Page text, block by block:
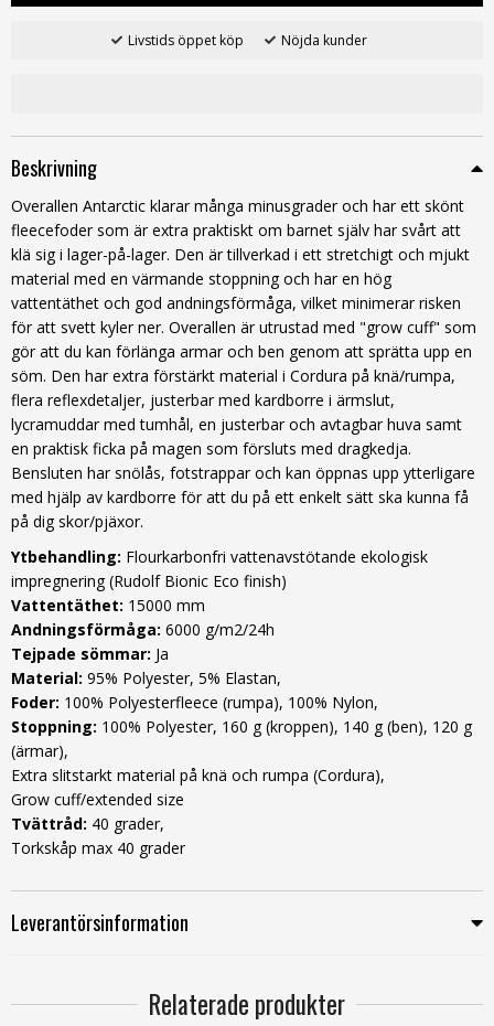
Livstids öppet köp Nöjda kunder
Beskrivning
Overallen Antarctic klarar många minusgrader och har ett skönt
fleecefoder som är extra praktiskt om barnet själv har svårt att
klä sig i lager-på-lager. Den är tillverkad i ett stretchigt och mjukt
material med en värmande stoppning och har en hög
vattentäthet och god andningsförmåga, vilket minimerar risken
för att svett kyler ner. Overallen är utrustad med "grow cuff" som
gör att du kan förlänga armar och ben genom att sprätta upp en
söm. Den har extra förstärkt material i Cordura på knä/rumpa,
flera reflexdetaljer, justerbar med kardborre i ärmslut,
lycramuddar med tumhål, en justerbar och avtagbar huva samt
en praktisk ficka på magen som försluts med dragkedja.
Bensluten har snölås, fotstrappar och kan öppnas upp ytterligare
med hjälp av kardborre för att du på ett enkelt sätt ska kunna få
på dig skor/pjäxor.
Ytbehandling: Flourkarbonfri vattenavstötande ekologisk
impregnering (Rudolf Bionic Eco finish)
Vattentäthet: 15000 mm
Andningsförmåga: 6000 g/m2/24h
Tejpade sömmar: Ja
Material: 95% Polyester, 5% Elastan,
Foder: 100% Polyesterfleece (rumpa), 100% Nylon,
Stoppning: 100% Polyester, 160 g (kroppen), 140 g (ben), 120 g
(ärmar),
Extra slitstarkt material på knä och rumpa (Cordura),
Grow cuff/extended size
Tvättråd: 40 grader,
Torkskåp max 40 grader
Leverantörsinformation
Relaterade produkter